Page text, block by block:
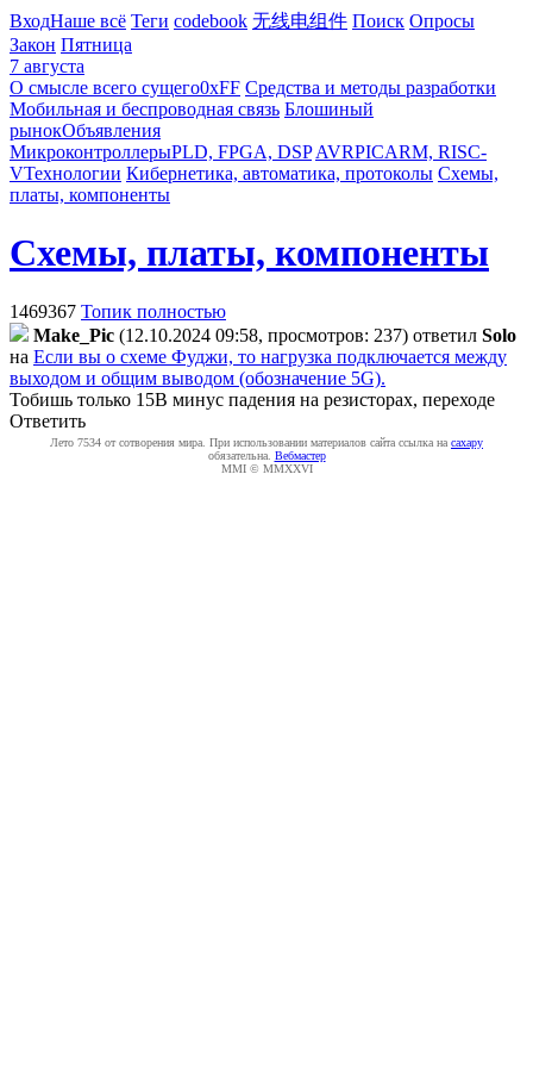
ВходНаше всё Теги codebook 无线电组件 Поиск Опросы
Закон Пятница
7 августа
О смысле всего сущего0xFF Средства и методы разработки
Мобильная и беспроводная связь Блошиный
рынокОбъявления
МикроконтроллерыPLD, FPGA, DSP AVRPICARM, RISC-
VТехнологии Кибернетика, автоматика, протоколы Схемы,
платы, компоненты
Схемы, платы, компоненты
1469367 Топик полностью
Make_Pic (12.10.2024 09:58, просмотров: 237) ответил Solo
на Если вы о схеме Фуджи, то нагрузка подключается между
выходом и общим выводом (обозначение 5G).
Тобишь только 15В минус падения на резисторах, переходе
Ответить
Лето 7534 от сотворения мира. При использовании материалов сайта ссылка на caxapу
обязательна. Вебмастер
MMI © MMXXVI